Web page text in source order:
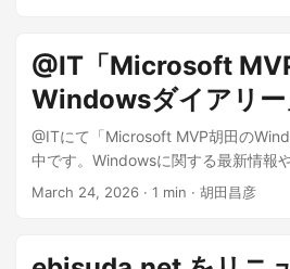
た。 claude-workspace とは Claude
切れるたびに同じ説明を繰り返す、
が混ざる——そんな課題を解決するプ
ェクトにつき3つのMarkdownファイ
status.md / log.md）で記憶を構造
うだけで最新の状態を復元できます
ン本体 10種類のスキルとフォルダ構
@IT「Microsoft
Windowsダイアリー
@ITにて「Microsoft MVP胡田の
中です。Windowsに関する最新情報
ウハウを発信しています。 ぜひご覧
March 24, 2026 · 1 min · 胡田昌彦